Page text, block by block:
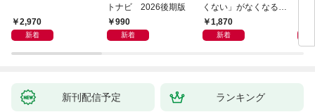
2,970
新着
トナビ 2026後期版
990
新着
くない」がなくなる
らせん流 ゆるらく歩
き
1,870
新着
新刊配信予定 ランキング